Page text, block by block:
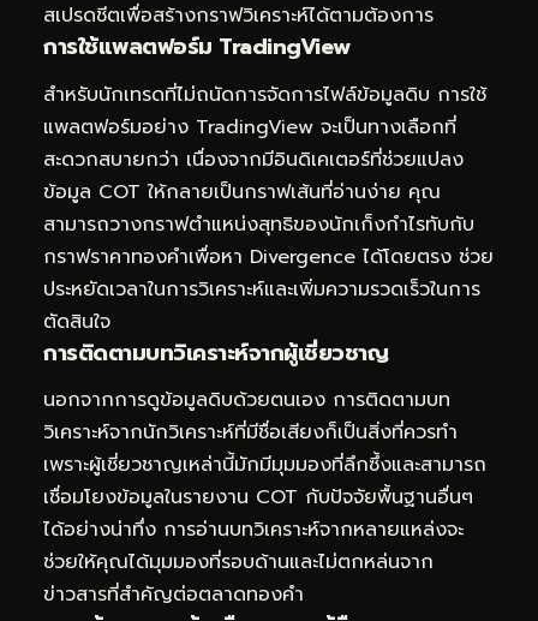
สเปรดชีตเพื่อสร้างกราฟวิเคราะห์ได้ตามต้องการ
การใช้แพลตฟอร์ม TradingView
สำหรับนักเทรดที่ไม่ถนัดการจัดการไฟล์ข้อมูลดิบ การใช้
แพลตฟอร์มอย่าง TradingView จะเป็นทางเลือกที่
สะดวกสบายกว่า เนื่องจากมีอินดิเคเตอร์ที่ช่วยแปลง
ข้อมูล COT ให้กลายเป็นกราฟเส้นที่อ่านง่าย คุณ
สามารถวางกราฟตำแหน่งสุทธิของนักเก็งกำไรทับกับ
กราฟราคาทองคำเพื่อหา Divergence ได้โดยตรง ช่วย
ประหยัดเวลาในการวิเคราะห์และเพิ่มความรวดเร็วในการ
ตัดสินใจ
การติดตามบทวิเคราะห์จากผู้เชี่ยวชาญ
นอกจากการดูข้อมูลดิบด้วยตนเอง การติดตามบท
วิเคราะห์จากนักวิเคราะห์ที่มีชื่อเสียงก็เป็นสิ่งที่ควรทำ
เพราะผู้เชี่ยวชาญเหล่านี้มักมีมุมมองที่ลึกซึ้งและสามารถ
เชื่อมโยงข้อมูลในรายงาน COT กับปัจจัยพื้นฐานอื่นๆ
ได้อย่างน่าทึ่ง การอ่านบทวิเคราะห์จากหลายแหล่งจะ
ช่วยให้คุณได้มุมมองที่รอบด้านและไม่ตกหล่นจาก
ข่าวสารที่สำคัญต่อตลาดทองคำ